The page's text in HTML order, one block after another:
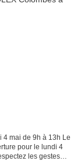
4 mai de 9h à 13h Le
pour le lundi 4
les gestes